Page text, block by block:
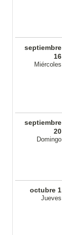
septiembre
16
Miércoles
septiembre
20
Domingo
octubre 1
Jueves